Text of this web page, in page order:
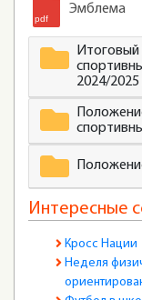
Эмблема
Итоговый
2024/2025
Интересные
Кросс Нации
Неделя